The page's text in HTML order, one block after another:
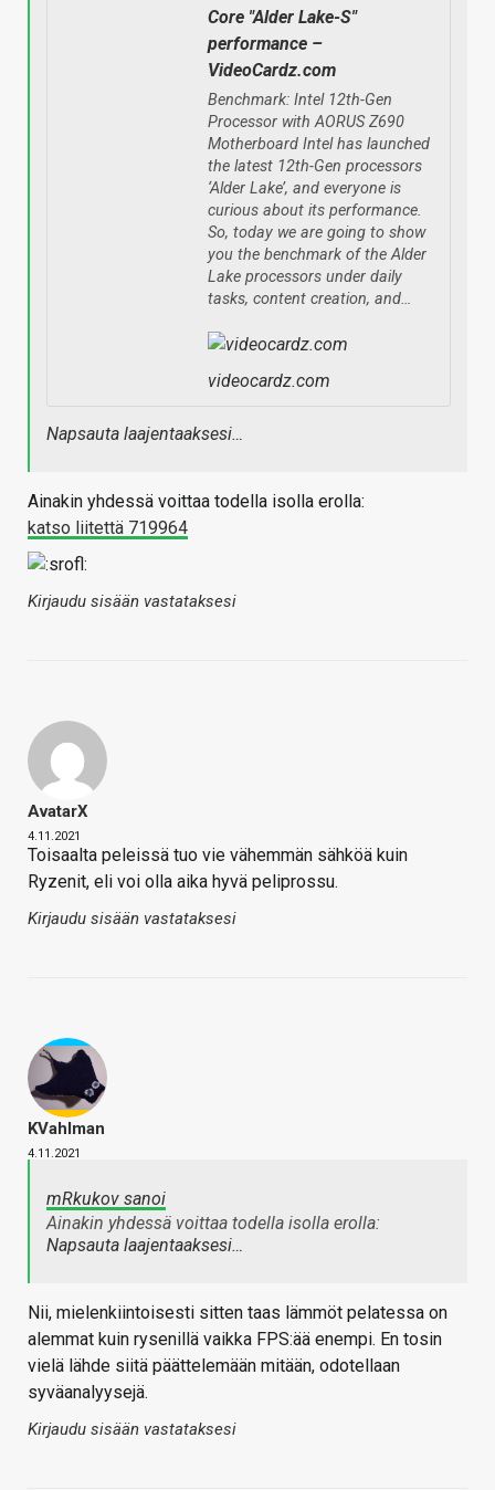
Core "Alder Lake-S"
performance –
VideoCardz.com
Benchmark: Intel 12th-Gen
Processor with AORUS Z690
Motherboard Intel has launched
the latest 12th-Gen processors
‘Alder Lake’, and everyone is
curious about its performance.
So, today we are going to show
you the benchmark of the Alder
Lake processors under daily
tasks, content creation, and…
videocardz.com
Napsauta laajentaaksesi…
Ainakin yhdessä voittaa todella isolla erolla:
katso liitettä 719964
Kirjaudu sisään vastataksesi
AvatarX
4.11.2021
Toisaalta peleissä tuo vie vähemmän sähköä kuin
Ryzenit, eli voi olla aika hyvä peliprossu.
Kirjaudu sisään vastataksesi
KVahlman
4.11.2021
mRkukov sanoi
Ainakin yhdessä voittaa todella isolla erolla:
Napsauta laajentaaksesi…
Nii, mielenkiintoisesti sitten taas lämmöt pelatessa on
alemmat kuin rysenillä vaikka FPS:ää enempi. En tosin
vielä lähde siitä päättelemään mitään, odotellaan
syväanalyysejä.
Kirjaudu sisään vastataksesi